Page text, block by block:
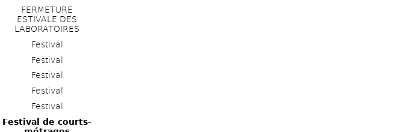
FERMETURE
ESTIVALE DES
LABORATOIRES
Festival
Festival
Festival
Festival
Festival
Festival de courts-